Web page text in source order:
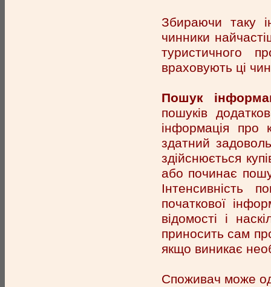
Збираючи таку
чинники
туристичного
враховують ці
Пошук
пошуків
інформація про
здатний
здійснюється
або починає
Інтенсивність
початкової
відомості і
приносить сам
якщо виникає
Споживач може